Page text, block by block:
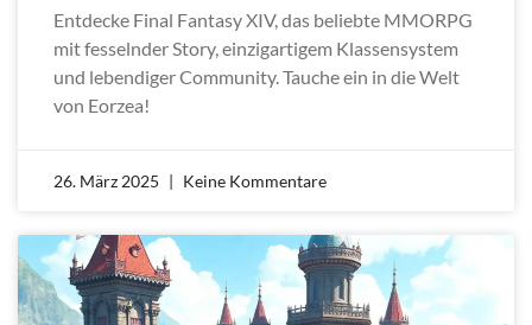
Entdecke Final Fantasy XIV, das beliebte MMORPG
mit fesselnder Story, einzigartigem Klassensystem
und lebendiger Community. Tauche ein in die Welt
von Eorzea!
26. März 2025 Keine Kommentare